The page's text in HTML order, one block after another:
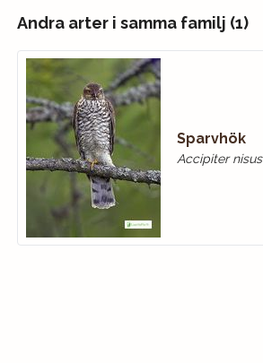
Andra arter i samma familj (1)
Sparvhök
Accipiter nisus